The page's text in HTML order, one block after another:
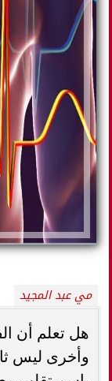
مي عبد المجيد
هل تعلم أن
وأخرى ليس